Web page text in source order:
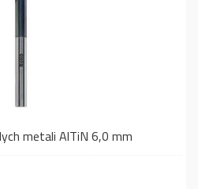
metali AlTiN 6,0 mm